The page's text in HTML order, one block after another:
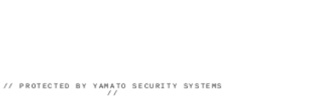
// PROTECTED BY YAMATO SECURITY SYSTEMS
//